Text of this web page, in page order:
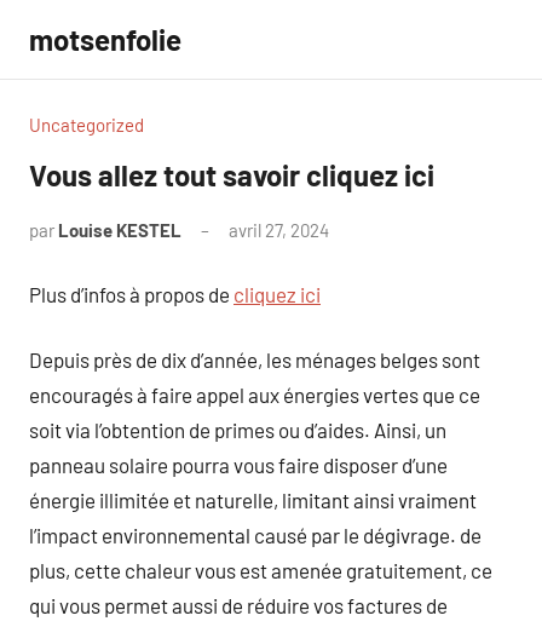
contenu
motsenfolie
Uncategorized
Vous allez tout savoir cliquez ici
par Louise KESTEL avril 27, 2024
Plus d’infos à propos de cliquez ici
Depuis près de dix d’année, les ménages belges sont
encouragés à faire appel aux énergies vertes que ce
soit via l’obtention de primes ou d’aides. Ainsi, un
panneau solaire pourra vous faire disposer d’une
énergie illimitée et naturelle, limitant ainsi vraiment
l’impact environnemental causé par le dégivrage. de
plus, cette chaleur vous est amenée gratuitement, ce
qui vous permet aussi de réduire vos factures de